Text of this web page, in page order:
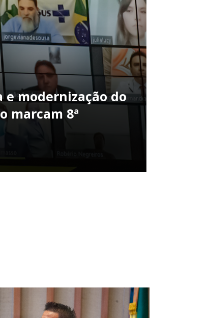
e modernização do
marcam 8ª